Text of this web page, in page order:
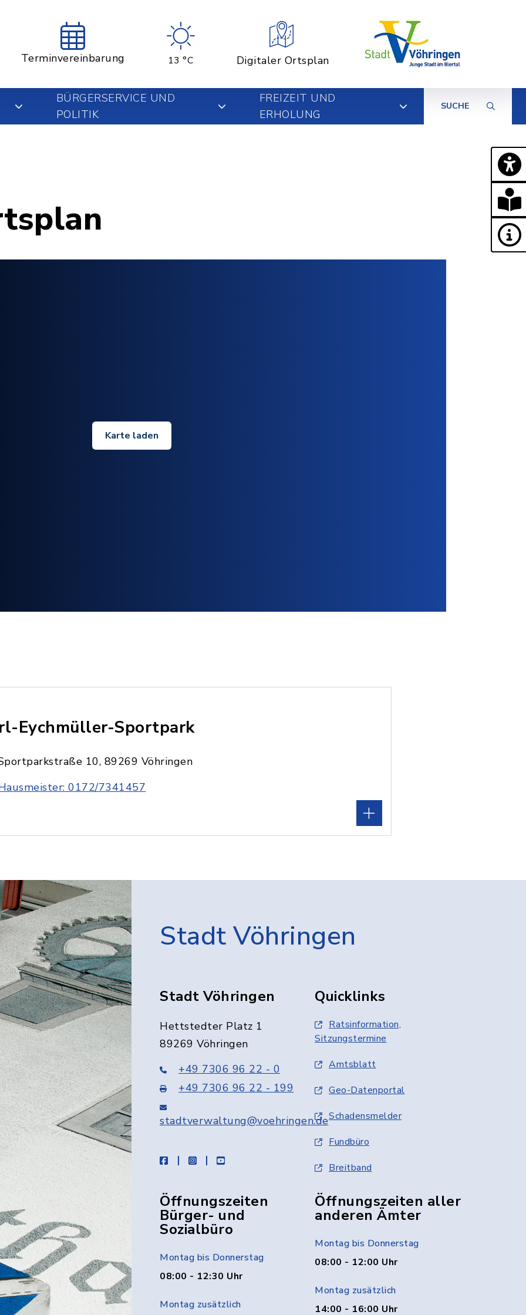
Terminvereinbarung 13 °C Digitaler Ortsplan
BÜRGERSERVICE UND
POLITIK
FREIZEIT UND
ERHOLUNG
SUCHE
Karte laden
Eychmüller-Sportpark
10, 89269 Vöhringen
0172/7341457
Stadt Vöhringen
Stadt Vöhringen
Hettstedter Platz 1
89269 Vöhringen
+49 7306 96 22 - 0
+49 7306 96 22 - 199
stadtverwaltung@voehringen.de
facebookinstagramyoutube
Quicklinks
Ratsinformation,
Sitzungstermine
Amtsblatt
Geo-Datenportal
Schadensmelder
Fundbüro
Breitband
Öffnungszeiten
Bürger- und
Sozialbüro
Montag bis Donnerstag
08:00 - 12:30 Uhr
Montag zusätzlich
Öffnungszeiten aller
anderen Ämter
Montag bis Donnerstag
08:00 - 12:00 Uhr
Montag zusätzlich
14:00 - 16:00 Uhr